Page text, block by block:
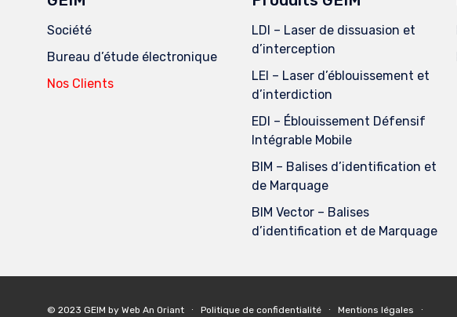
Société
Bureau d’étude électronique
Nos Clients
LDI – Laser de dissuasion et
d’interception
LEI – Laser d’éblouissement et
d’interdiction
EDI – Éblouissement Défensif
Intégrable Mobile
BIM – Balises d’identification et
de Marquage
BIM Vector – Balises
d’identification et de Marquage
© 2023 GEIM by Web An Oriant ∙ Politique de confidentialité ∙ Mentions légales ∙